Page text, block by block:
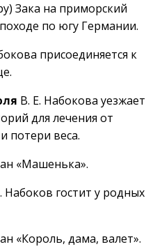
Зака на приморский
по югу Германии.
присоединяется к
В. Е. Набокова уезжает
для лечения от
потери веса.
«Машенька».
Набоков гостит у родных
«Король, дама, валет».